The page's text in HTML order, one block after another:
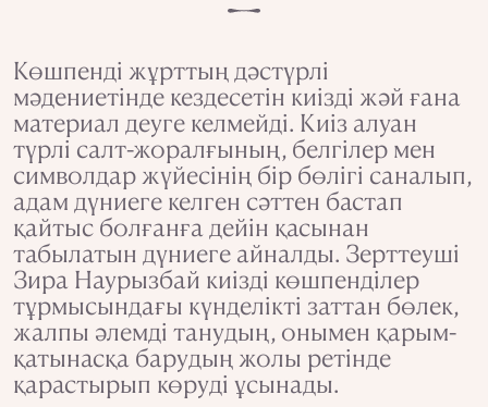
Көшпенді жұрттың дәстүрлі
мәдениетінде кездесетін киізді жәй ғана
материал деуге келмейді. Киіз алуан
түрлі салт-жоралғының, белгілер мен
символдар жүйесінің бір бөлігі саналып,
адам дүниеге келген сәттен бастап
қайтыс болғанға дейін қасынан
табылатын дүниеге айналды. Зерттеуші
Зира Наурызбай киізді көшпенділер
тұрмысындағы күнделікті заттан бөлек,
жалпы әлемді танудың, онымен қарым-
қатынасқа барудың жолы ретінде
қарастырып көруді ұсынады.